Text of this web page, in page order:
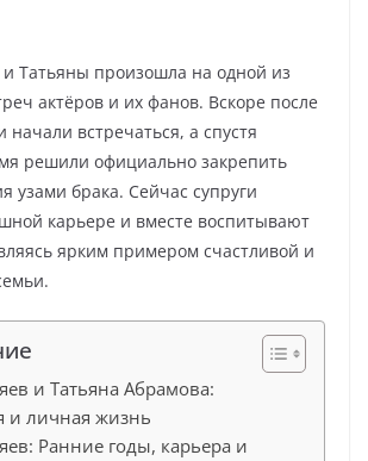
Татьяны произошла на одной из
актёров и их фанов. Вскоре после
начали встречаться, а спустя
решили официально закрепить
узами брака. Сейчас супруги
карьере и вместе воспитывают
ярким примером счастливой и
и Татьяна Абрамова:
и личная жизнь
Ранние годы, карьера и